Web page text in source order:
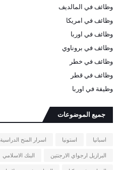
وظائف في المالديف
وظائف في امريكا
وظائف في اوربا
وظائف في بروناوي
وظائف في خطر
وظائف في قطر
وظيفة في اوربا
جميع الموضوعات
اسبانيا استونيا اسرار المنح الدراسية
البرازيل ارجواي الارجنتين
البنك الاسلامي